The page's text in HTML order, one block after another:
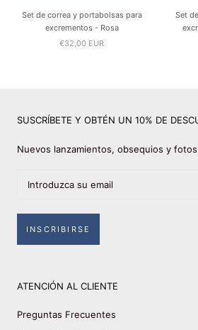
Set de correa y portabolsas para
excrementos - Rosa
€32,00 EUR
Set
SUSCRÍBETE Y OBTÉN UN 10% DE
Nuevos lanzamientos, obsequios y
INSCRIBIRSE
ATENCIÓN AL CLIENTE
Preguntas Frecuentes